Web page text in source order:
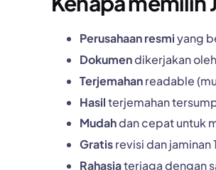
Perusahaan resmiyang
Dokumendikerjakan
Terjemahanreadable
Hasilterjemahan
Mudahdan cepat untuk
Gratisrevisi dan
Rahasiaterjaga dengan